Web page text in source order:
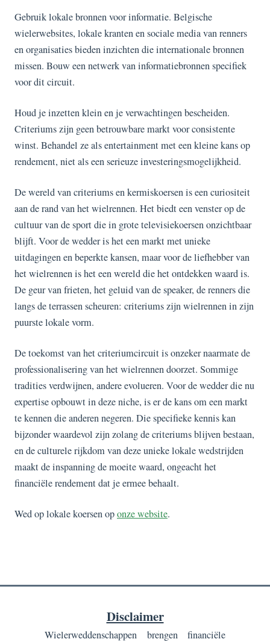
Gebruik lokale bronnen voor informatie. Belgische
wielerwebsites, lokale kranten en sociale media van renners
en organisaties bieden inzichten die internationale bronnen
missen. Bouw een netwerk van informatiebronnen specifiek
voor dit circuit.
Houd je inzetten klein en je verwachtingen bescheiden.
Criteriums zijn geen betrouwbare markt voor consistente
winst. Behandel ze als entertainment met een kleine kans op
rendement, niet als een serieuze investeringsmogelijkheid.
De wereld van criteriums en kermiskoersen is een curiositeit
aan de rand van het wielrennen. Het biedt een venster op de
cultuur van de sport die in grote televisiekoersen onzichtbaar
blijft. Voor de wedder is het een markt met unieke
uitdagingen en beperkte kansen, maar voor de liefhebber van
het wielrennen is het een wereld die het ontdekken waard is.
De geur van frieten, het geluid van de speaker, de renners die
langs de terrassen scheuren: criteriums zijn wielrennen in zijn
puurste lokale vorm.
De toekomst van het criteriumcircuit is onzeker naarmate de
professionalisering van het wielrennen doorzet. Sommige
tradities verdwijnen, andere evolueren. Voor de wedder die nu
expertise opbouwt in deze niche, is er de kans om een markt
te kennen die anderen negeren. Die specifieke kennis kan
bijzonder waardevol zijn zolang de criteriums blijven bestaan,
en de culturele rijkdom van deze unieke lokale wedstrijden
maakt de inspanning de moeite waard, ongeacht het
financiële rendement dat je ermee behaalt.
Wed op lokale koersen oponze website.
Disclaimer
Wielerweddenschappen brengen financiële